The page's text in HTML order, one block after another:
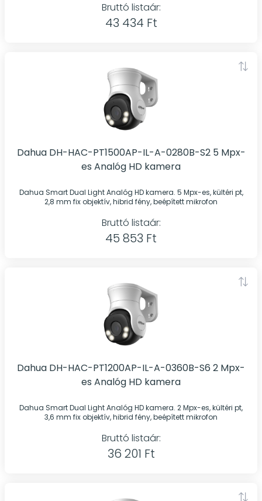
Bruttó listaár:
43 434 Ft
Dahua DH-HAC-PT1500AP-IL-A-0280B-S2 5 Mpx-
es Analóg HD kamera
Dahua Smart Dual Light Analóg HD kamera. 5 Mpx-es, kültéri pt,
2,8 mm fix objektív, hibrid fény, beépített mikrofon
Bruttó listaár:
45 853 Ft
Dahua DH-HAC-PT1200AP-IL-A-0360B-S6 2 Mpx-
es Analóg HD kamera
Dahua Smart Dual Light Analóg HD kamera. 2 Mpx-es, kültéri pt,
3,6 mm fix objektív, hibrid fény, beépített mikrofon
Bruttó listaár:
36 201 Ft